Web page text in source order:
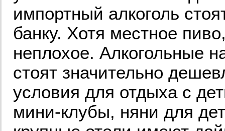
импортный алкоголь
банку. Хотя местное
неплохое. Алкогольные
стоят значительно
условия для отдыха с
мини-клубы, няни для